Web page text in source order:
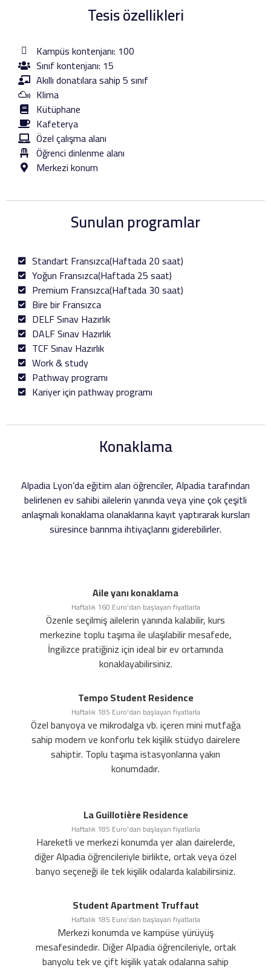
Tesis özellikleri
Kampüs kontenjanı: 100
Sınıf kontenjanı: 15
Akıllı donatılara sahip 5 sınıf
Klima
Kütüphane
Kafeterya
Özel çalışma alanı
Öğrenci dinlenme alanı
Merkezi konum
Sunulan programlar
Standart Fransızca(Haftada 20 saat)
Yoğun Fransızca(Haftada 25 saat)
Premium Fransızca(Haftada 30 saat)
Bire bir Fransızca
DELF Sınav Hazırlık
DALF Sınav Hazırlık
TCF Sınav Hazırlık
Work & study
Pathway programı
Kariyer için pathway programı
Konaklama
Alpadia Lyon’da eğitim alan öğrenciler, Alpadia tarafından
belirlenen ev sahibi ailelerin yanında veya yine çok çeşitli
anlaşmalı konaklama olanaklarına kayıt yaptırarak kursları
süresince barınma ihtiyaçlarını giderebilirler.
Aile yanı konaklama
Haftalık 160 Euro'dan başlayan fiyatlarla
Özenle seçilmiş ailelerin yanında kalabilir, kurs
merkezine toplu taşıma ile ulaşılabilir mesafede,
İngilizce pratiğiniz için ideal bir ev ortamında
konaklayabilirsiniz.
Tempo Student Residence
Haftalık 185 Euro'dan başlayan fiyatlarla
Özel banyoya ve mikrodalga vb. içeren mini mutfağa
sahip modern ve konforlu tek kişilik stüdyo dairelere
sahiptir. Toplu taşıma istasyonlarına yakın
konumdadır.
La Guillotière Residence
Haftalık 185 Euro'dan başlayan fiyatlarla
Hareketli ve merkezi konumda yer alan dairelerde,
diğer Alpadia öğrencileriyle birlikte, ortak veya özel
banyo seçeneği ile tek kişilik odalarda kalabilirsiniz.
Student Apartment Truffaut
Haftalık 185 Euro'dan başlayan fiyatlarla
Merkezi konumda ve kampüse yürüyüş
mesafesindedir. Diğer Alpadia öğrencileriyle, ortak
banyolu tek ve çift kişilik yatak odalarına sahip